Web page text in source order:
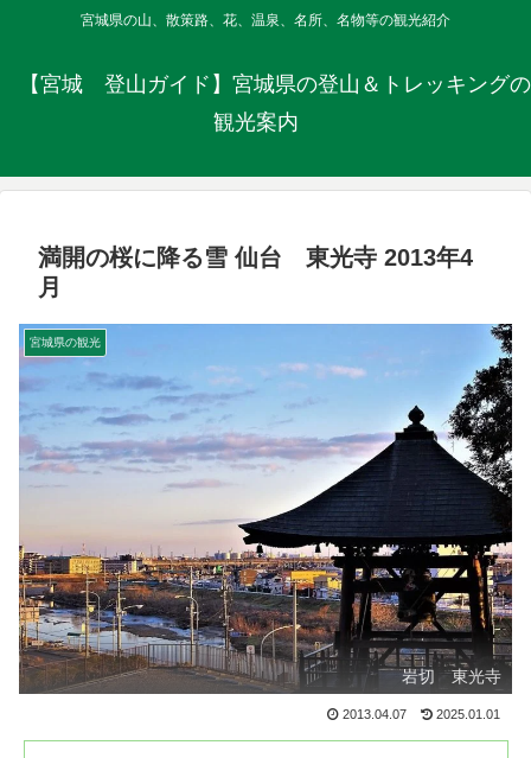
宮城県の山、散策路、花、温泉、名所、名物等の観光紹介
【宮城 登山ガイド】宮城県の登山＆トレッキングの
観光案内
満開の桜に降る雪 仙台 東光寺 2013年4
月
宮城県の観光
岩切 東光寺
2013.04.07 2025.01.01